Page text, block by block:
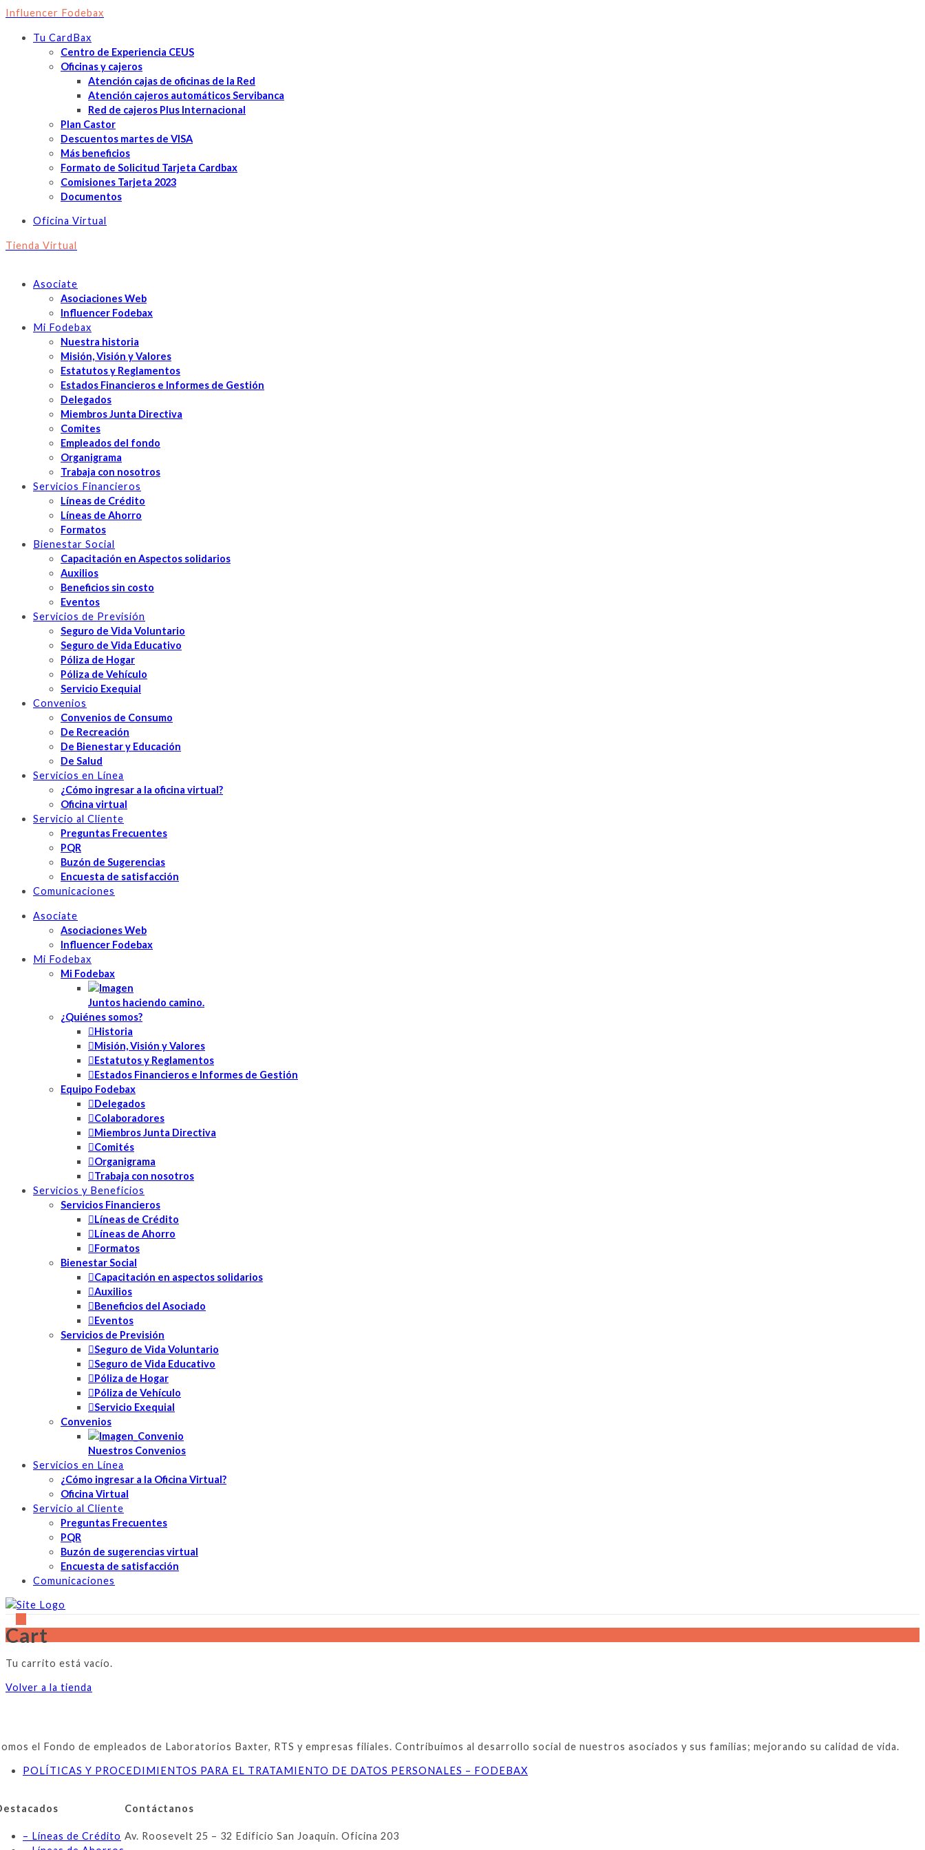
Influencer Fodebax
Tu CardBax
Centro de Experiencia CEUS
Oficinas y cajeros
Atención cajas de oficinas de la Red
Atención cajeros automáticos Servibanca
Red de cajeros Plus Internacional
Plan Castor
Descuentos martes de VISA
Más beneficios
Formato de Solicitud Tarjeta Cardbax
Comisiones Tarjeta 2023
Documentos
Oficina Virtual
Tienda Virtual
Asociate
Asociaciones Web
Influencer Fodebax
Mi Fodebax
Nuestra historia
Misión, Visión y Valores
Estatutos y Reglamentos
Estados Financieros e Informes de Gestión
Delegados
Miembros Junta Directiva
Comites
Empleados del fondo
Organigrama
Trabaja con nosotros
Servicios Financieros
Líneas de Crédito
Líneas de Ahorro
Formatos
Bienestar Social
Capacitación en Aspectos solidarios
Auxilios
Beneficios sin costo
Eventos
Servicios de Previsión
Seguro de Vida Voluntario
Seguro de Vida Educativo
Póliza de Hogar
Póliza de Vehículo
Servicio Exequial
Convenios
Convenios de Consumo
De Recreación
De Bienestar y Educación
De Salud
Servicios en Línea
¿Cómo ingresar a la oficina virtual?
Oficina virtual
Servicio al Cliente
Preguntas Frecuentes
PQR
Buzón de Sugerencias
Encuesta de satisfacción
Comunicaciones
Asociate
Asociaciones Web
Influencer Fodebax
Mi Fodebax
Mi Fodebax
Juntos haciendo camino.
¿Quiénes somos?
Historia
Misión, Visión y Valores
Estatutos y Reglamentos
Estados Financieros e Informes de Gestión
Equipo Fodebax
Delegados
Colaboradores
Miembros Junta Directiva
Comités
Organigrama
Trabaja con nosotros
Servicios y Beneficios
Servicios Financieros
Líneas de Crédito
Líneas de Ahorro
Formatos
Bienestar Social
Capacitación en aspectos solidarios
Auxilios
Beneficios del Asociado
Eventos
Servicios de Previsión
Seguro de Vida Voluntario
Seguro de Vida Educativo
Póliza de Hogar
Póliza de Vehículo
Servicio Exequial
Convenios
Nuestros Convenios
Servicios en Línea
¿Cómo ingresar a la Oficina Virtual?
Oficina Virtual
Servicio al Cliente
Preguntas Frecuentes
PQR
Buzón de sugerencias virtual
Encuesta de satisfacción
Comunicaciones
Cart
Tu carrito está vacío.
Volver a la tienda
el Fondo de empleados de Laboratorios Baxter, RTS y empresas filiales. Contribuimos al desarrollo social de nuestros asociados y sus familias; mejorando su calidad de vida.
POLÍTICAS Y PROCEDIMIENTOS PARA EL TRATAMIENTO DE DATOS PERSONALES – FODEBAX
– Líneas de Crédito
Contáctanos
Av. Roosevelt 25 – 32 Edificio San Joaquin. Oficina 203